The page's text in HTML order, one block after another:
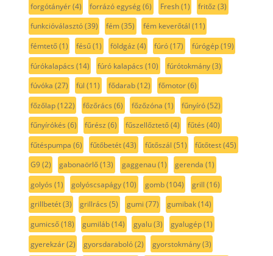
forgótányér(4) forrázó egység(6) Fresh(1) fritőz (3)
funkcióválasztó(39) fém(35) fém keverőtál (11)
fémtető(1) fésű(1) földgáz (4) fúró(17) fúrógép(19)
fúrókalapács (14) fúró kalapács (10) fúrótokmány(3)
fúvóka (27) fül (11) fődarab(12) főmotor(6)
főzőlap(122) főzőrács (6) főzőzóna (1) fűnyíró(52)
fűnyírókés (6) fűrész (6) fűszellőztető(4) fűtés (40)
fűtéspumpa (6) fűtőbetét(43) fűtőszál (51) fűtőtest(45)
G9(2) gabonaörlő(13) gaggenau(1) gerenda (1)
golyós (1) golyóscsapágy(10) gomb(104) grill (16)
grillbetét(3) grillrács (5) gumi (77) gumibak(14)
gumicső(18) gumiláb(14) gyalu(3) gyalugép(1)
gyerekzár(2) gyorsdaraboló(2) gyorstokmány(3)